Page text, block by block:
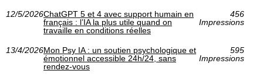
12/5/2026ChatGPT 5 et 4 avec support humain en
français : l’IA la plus utile quand on
travaille en conditions réelles
456
Impressions
13/4/2026Mon Psy IA : un soutien psychologique et
émotionnel accessible 24h/24, sans
rendez-vous
595
Impressions